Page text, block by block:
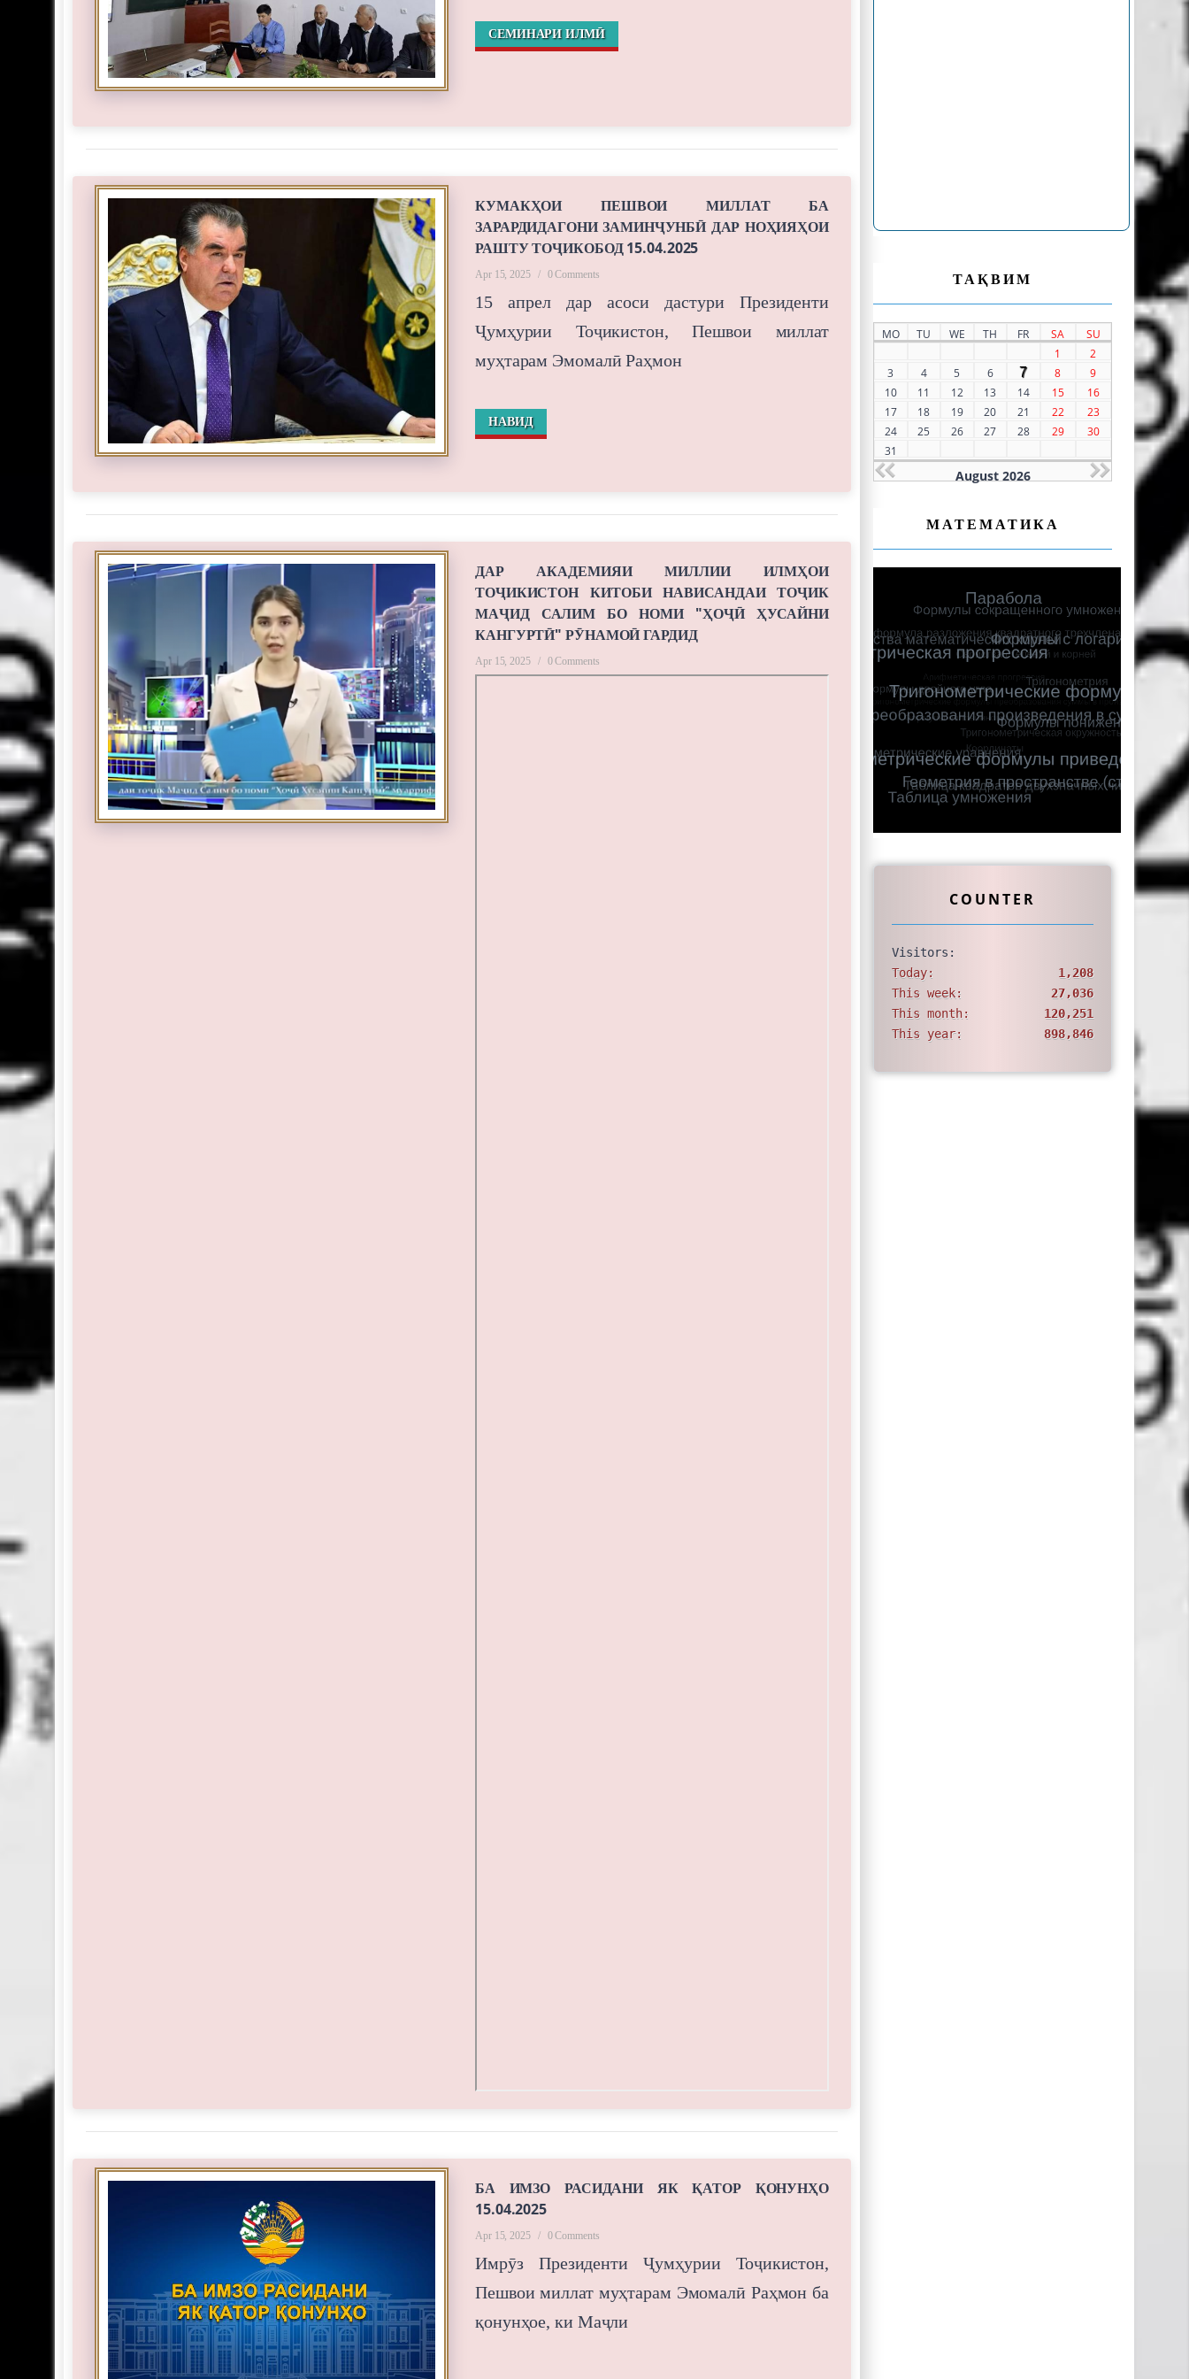
СЕМИНАРИ ИЛМӢ
КУМАКҲОИ ПЕШВОИ МИЛЛАТ БА
ЗАРАРДИДАГОНИ ЗАМИНҶУНБӢ ДАР НОҲИЯҲОИ
РАШТУ ТОҶИКОБОД 15.04.2025
Apr 15, 2025 / 0 Comments
15 апрел дар асоси дастури Президенти
Ҷумҳурии Тоҷикистон, Пешвои миллат
муҳтарам Эмомалӣ Раҳмон
НАВИД
ДАР АКАДЕМИЯИ МИЛЛИИ ИЛМҲОИ
ТОҶИКИСТОН КИТОБИ НАВИСАНДАИ ТОҶИК
МАҶИД САЛИМ БО НОМИ "ҲОҶӢ ҲУСАЙНИ
КАНГУРТӢ" РӮНАМОӢ ГАРДИД
Apr 15, 2025 / 0 Comments
БА ИМЗО РАСИДАНИ ЯК ҚАТОР ҚОНУНҲО
15.04.2025
Apr 15, 2025 / 0 Comments
Имрӯз Президенти Ҷумҳурии Тоҷикистон,
Пешвои миллат муҳтарам Эмомалӣ Раҳмон ба
қонунҳое, ки Маҷли
ТАҚВИМ
MO TU WE TH FR SA
SU
1
2
3
4 5 6 7 8
9
10
11 12 13 14 15
16
17
18 19 20 21 22
23
24
25 26 27 28 29
30
31
August 2026
МАТЕМАТИКА
COUNTER
Visitors:
Today:
1,208
This week:
27,036
This month:
120,251
This year:
898,846